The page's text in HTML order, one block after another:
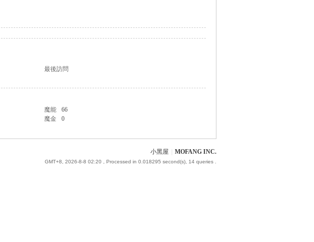
最後訪問
魔能
66
魔金 0
小黑屋 MOFANG INC.
GMT+8, 2026-8-8 02:20 , Processed in 0.018295 second(s), 14 queries .